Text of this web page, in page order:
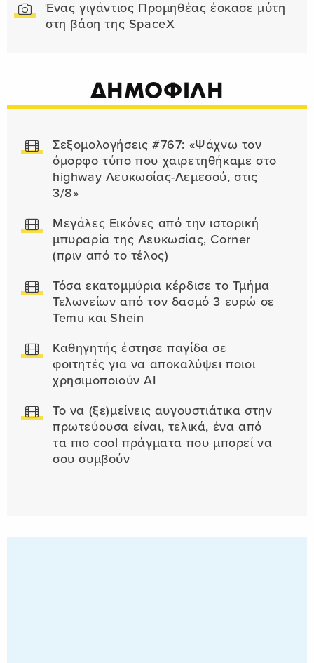
Ένας γιγάντιος Προμηθέας έσκασε μύτη
στη βάση της SpaceX
ΔΗΜΟΦΙΛΗ
Σεξομολογήσεις #767: «Ψάχνω τον
όμορφο τύπο που χαιρετηθήκαμε στο
highway Λευκωσίας-Λεμεσού, στις
3/8»
Μεγάλες Εικόνες από την ιστορική
μπυραρία της Λευκωσίας, Corner
(πριν από το τέλος)
Τόσα εκατομμύρια κέρδισε το Τμήμα
Τελωνείων από τον δασμό 3 ευρώ σε
Temu και Shein
Καθηγητής έστησε παγίδα σε
φοιτητές για να αποκαλύψει ποιοι
χρησιμοποιούν AI
Το να (ξε)μείνεις αυγουστιάτικα στην
πρωτεύουσα είναι, τελικά, ένα από
τα πιο cool πράγματα που μπορεί να
σου συμβούν